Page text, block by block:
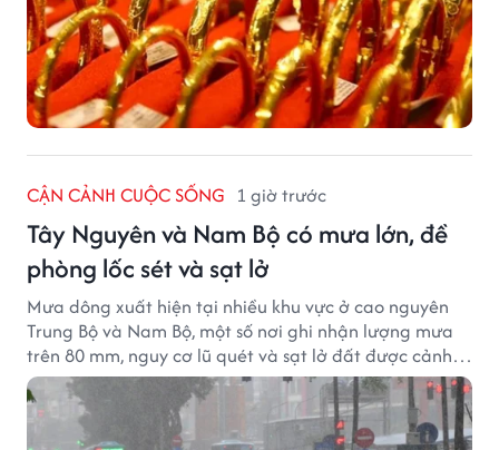
CẬN CẢNH CUỘC SỐNG 1 giờ trước
Tây Nguyên và Nam Bộ có mưa lớn, đề
phòng lốc sét và sạt lở
Mưa dông xuất hiện tại nhiều khu vực ở cao nguyên
Trung Bộ và Nam Bộ, một số nơi ghi nhận lượng mưa
trên 80 mm, nguy cơ lũ quét và sạt lở đất được cảnh
báo.